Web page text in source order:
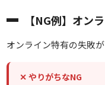
【NG例】オン
オンライン特有の失敗
✕ やりがちなNG